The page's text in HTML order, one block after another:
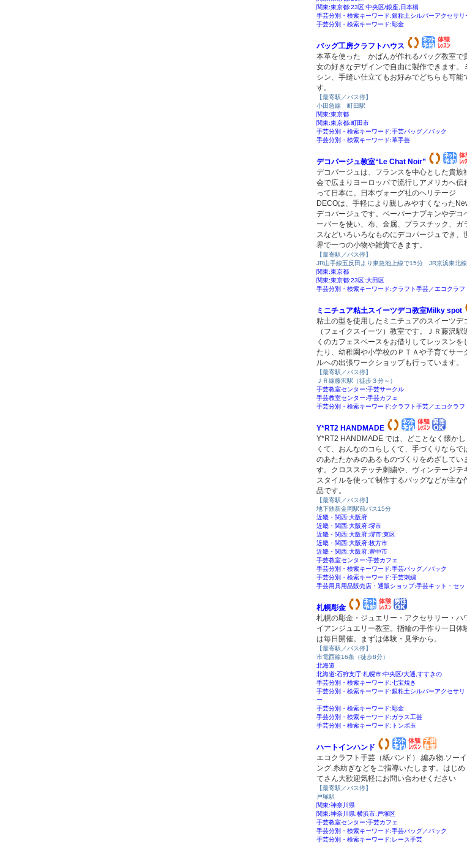
関東:東京都:23区:中央区/銀座,日本橋
手芸分別・検索キーワード:銀粘土シルバーアクセサリ
手芸分別・検索キーワード:彫金
バッグ工房クラフトハウス
本革を使った かばんが作れるバッグ教室で
女の好きなデザインで自由に製作できます。
シン、手縫い仕立てもお好みでどちらも可能
す。
【最寄駅／バス停】
小田急線 町田駅
関東:東京都
関東:東京都:町田市
手芸分別・検索キーワード:手芸バッグ／バック
手芸分別・検索キーワード:革手芸
デコパージュ教室“Le Chat Noir”
デコパージュは、フランスを中心とした貴族
会で広まりヨーロッパで流行しアメリカへ伝
って日本に。日本ヴォーグ社のヘリテージ
DECOは、手軽により親しみやすくなった
デコパージュです。ペーパーナプキンやデコ
ーパーを使い、布、金属、プラスチック、ガ
スなどいろいろなものにデコパージュでき、
界で一つの小物や雑貨できます。
【最寄駅／バス停】
JR山手線五反田より東急池上線で15分 JR京浜東北
関東:東京都
関東:東京都:23区:大田区
手芸分別・検索キーワード:クラフト手芸／エコクラフ
ミニチュア粘土スイーツデコ教室Milky spot
粘土の型を使用したミニチュアのスイーツデ
（フェイクスイーツ）教室です。ＪＲ藤沢駅
くのカフェスペースをお借りしてレッスンを
たり、幼稚園や小学校のＰＴＡや子育てサー
ルへの出張ワークショップも行っています。
【最寄駅／バス停】
ＪＲ線藤沢駅（徒歩３分～）
手芸教室センター:手芸サークル
手芸教室センター:手芸カフェ
手芸分別・検索キーワード:クラフト手芸／エコクラフ
Y*RT2 HANDMADE
Y*RT2 HANDMADE では、どことなく懐かし
くて、おんなのコらしくて、手づくりならで
のあたたかみのあるものづくりをめざしてい
す。クロスステッチ刺繍や、ヴィンテージテ
スタイルを使って制作するバッグなどが主な
品です。
【最寄駅／バス停】
地下鉄新金岡駅前バス15分
近畿・関西:大阪府
近畿・関西:大阪府:堺市
近畿・関西:大阪府:堺市:東区
近畿・関西:大阪府:枚方市
近畿・関西:大阪府:豊中市
手芸教室センター:手芸カフェ
手芸分別・検索キーワード:手芸バッグ／バック
手芸分別・検索キーワード:手芸刺繍
手芸用具用品販売店・通販ショップ:手芸キット・セッ
札幌彫金
札幌の彫金・ジュエリー・アクセサリー・ハ
イアンジュエリー教室。指輪の手作り一日体
は毎日開催。まずは体験・見学から。
【最寄駅／バス停】
市電西線16条（徒歩8分）
北海道
北海道:石狩支庁:札幌市:中央区/大通,すすきの
手芸分別・検索キーワード:七宝焼き
手芸分別・検索キーワード:銀粘土シルバーアクセサリ
ー
手芸分別・検索キーワード:彫金
手芸分別・検索キーワード:ガラス工芸
手芸分別・検索キーワード:トンボ玉
ハートインハンド
エコクラフト手芸（紙バンド）.編み物.ソーイ
ング.糸紡ぎなどをご指導いたします。はじめ
てさん大歓迎気軽にお問い合わせください
【最寄駅／バス停】
戸塚駅
関東:神奈川県
関東:神奈川県:横浜市:戸塚区
手芸教室センター:手芸カフェ
手芸分別・検索キーワード:手芸バッグ／バック
手芸分別・検索キーワード:レース手芸